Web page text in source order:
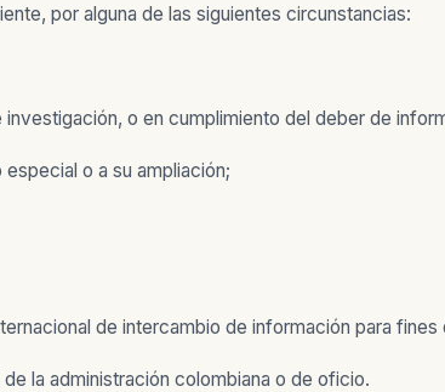
por alguna de las siguientes circunstancias:
o en cumplimiento del deber de
o a su ampliación;
de intercambio de información para
la administración colombiana o de oficio.